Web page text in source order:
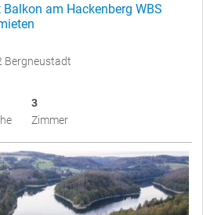
am Hackenberg WBS
Bergneustadt
3
Zimmer